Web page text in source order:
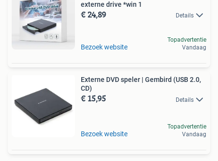
externe drive *win 1
€ 24,89 Details
Bezoek website
Topadvertentie
Vandaag
Externe DVD speler | Gembird (USB 2.0,
CD)
€ 15,95 Details
Bezoek website
Topadvertentie
Vandaag